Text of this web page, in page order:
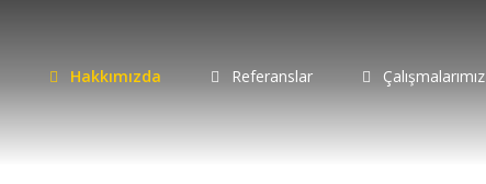
Hakkımızda Referanslar Çalışmalarımız